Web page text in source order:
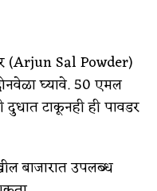
(Arjun Sal Powder)
घ्यावे. 50 एमल
दुधात टाकूनही ही पावडर
बाजारात उपलब्ध